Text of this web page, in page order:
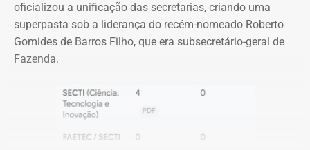
oficializou a unificação das secretarias, criando uma
superpasta sob a liderança do recém-nomeado Roberto
Gomides de Barros Filho, que era subsecretário-geral de
Fazenda.